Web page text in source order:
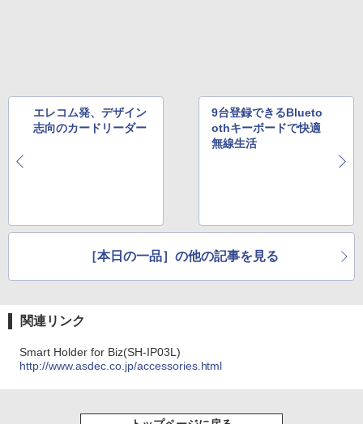
エレコム発、デザイン
志向のカードリーダー
9台登録できるBlueto
othキーボードで快適
無線生活
［本日の一品］の他の記事を見る
関連リンク
Smart Holder for Biz(SH-IP03L)
http://www.asdec.co.jp/accessories.html